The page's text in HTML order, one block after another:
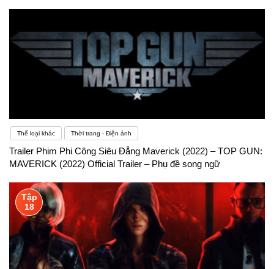
Thể loại khác Thời trang - Điện ảnh
Trailer Phim Phi Công Siêu Đẳng Maverick (2022) – TOP GUN:
MAVERICK (2022) Official Trailer – Phụ đề song ngữ
Tập
18